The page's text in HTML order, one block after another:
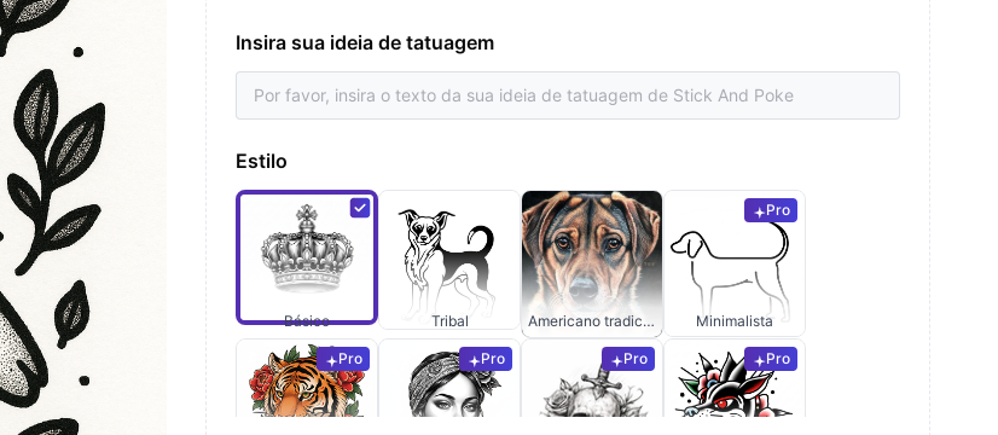
Insira sua ideia de tatuagem
Estilo
Básico Tribal Americano tradicional
Pro
Minimalista
Pro Pro Pro Pro